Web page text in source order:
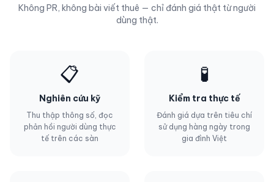
Không PR, không bài viết thuê — chỉ đánh giá thật từ người
dùng thật.
📋
Nghiên cứu kỹ
Thu thập thông số, đọc
phản hồi người dùng thực
tế trên các sàn
🧪
Kiểm tra thực tế
Đánh giá dựa trên tiêu chí
sử dụng hàng ngày trong
gia đình Việt